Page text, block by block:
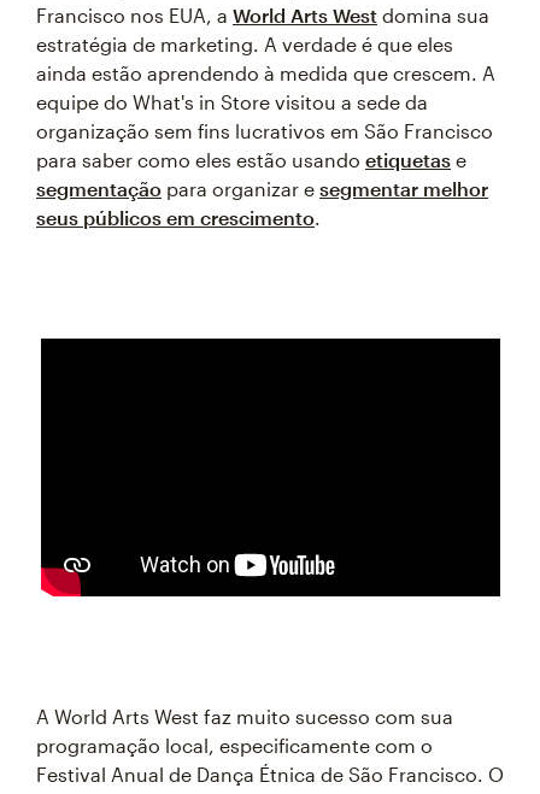
Francisco nos EUA, a World Arts West domina sua
estratégia de marketing. A verdade é que eles
ainda estão aprendendo à medida que crescem. A
equipe do What's in Store visitou a sede da
organização sem fins lucrativos em São Francisco
para saber como eles estão usando etiquetas e
segmentação para organizar e segmentar melhor
seus públicos em crescimento.
A World Arts West faz muito sucesso com sua
programação local, especificamente com o
Festival Anual de Dança Étnica de São Francisco. O